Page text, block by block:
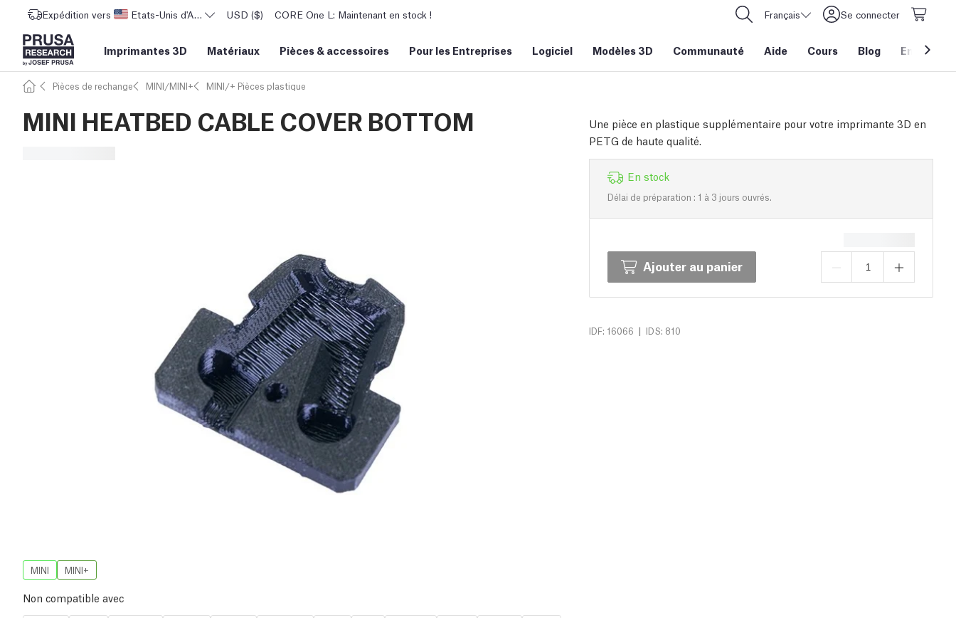
Expédition vers Etats-Unis d'AmériqueUSD ($) CORE One L: Maintenant en stock ! Français Se connecter
Imprimantes 3D Matériaux Pièces & accessoires Pour les Entreprises Logiciel Modèles 3D Communauté Aide Cours Blog Entreprise
Pièces de rechange MINI/MINI+ MINI/+ Pièces plastique
MINI HEATBED CABLE COVER BOTTOM
Une pièce en plastique supplémentaire pour votre imprimante 3D en
PETG de haute qualité.
En stock
Délai de préparation : 1 à 3 jours ouvrés.
Ajouter au panier
IDF: 16066 | IDS: 810
MINI MINI+
Non compatible avec